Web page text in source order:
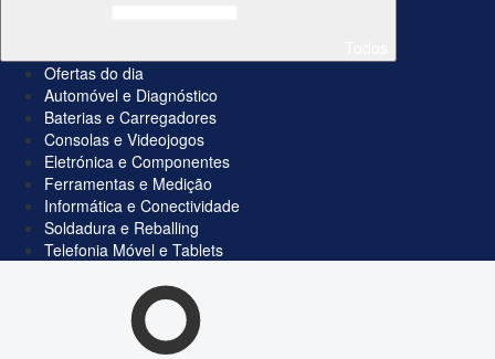
Ofertas do dia
Automóvel e Diagnóstico
Baterias e Carregadores
Consolas e Videojogos
Eletrónica e Componentes
Ferramentas e Medição
Informática e Conectividade
Soldadura e Reballing
Telefonia Móvel e Tablets